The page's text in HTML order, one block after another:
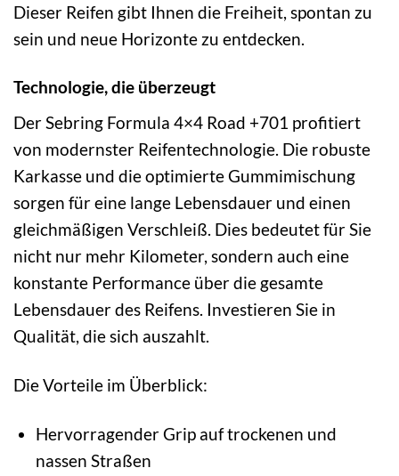
Dieser Reifen gibt Ihnen die Freiheit, spontan zu
sein und neue Horizonte zu entdecken.
Technologie, die überzeugt
Der Sebring Formula 4×4 Road +701 profitiert
von modernster Reifentechnologie. Die robuste
Karkasse und die optimierte Gummimischung
sorgen für eine lange Lebensdauer und einen
gleichmäßigen Verschleiß. Dies bedeutet für Sie
nicht nur mehr Kilometer, sondern auch eine
konstante Performance über die gesamte
Lebensdauer des Reifens. Investieren Sie in
Qualität, die sich auszahlt.
Die Vorteile im Überblick:
Hervorragender Grip auf trockenen und
nassen Straßen